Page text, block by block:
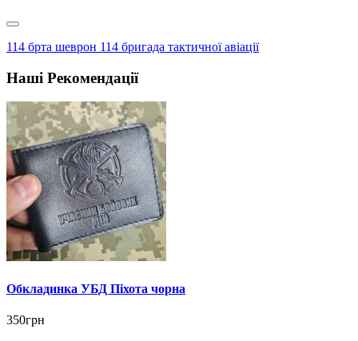
114 брта шеврон 114 бригада тактичної авіації
Наші Рекомендації
Обкладинка УБД Піхота чорна
350грн